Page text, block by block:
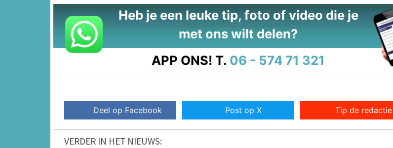
Heb je een leuke tip, foto of video die je
met ons wilt delen?
APP ONS! T. 06 - 574 71 321
Deel op Facebook Post op X Tip de redactie
VERDER IN HET NIEUWS: